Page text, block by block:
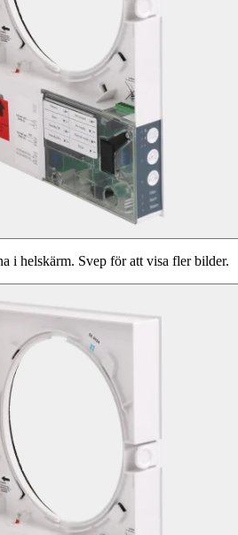
i helskärm. Svep för att visa fler bilder.